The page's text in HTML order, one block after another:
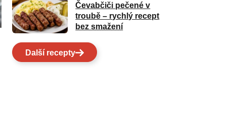
Čevabčiči pečené v
troubě – rychlý recept
bez smažení
Další recepty